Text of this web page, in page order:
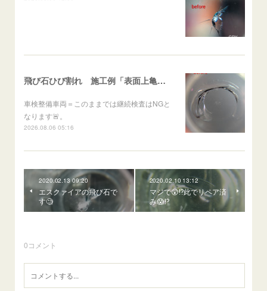
飛び石ひび割れ 施工例「表面上亀裂・ダメージクラック」ステラ
車検整備車両＝このままでは継続検査はNGと
なります🚨。
2026.08.06 05:16
2020.02.13 09:20
エスクァイアの飛び石で
す🧐
2020.02.10 13:12
マジで😲⁉️此でリペア済
み😱⁉️
0コメント